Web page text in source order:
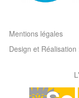
Mentions légales
Design et Réalisation